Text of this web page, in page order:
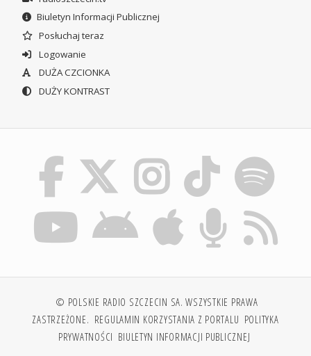
Biuletyn Informacji Publicznej
Posłuchaj teraz
Logowanie
DUŻA CZCIONKA
DUŻY KONTRAST
© POLSKIE RADIO SZCZECIN SA. WSZYSTKIE PRAWA
ZASTRZEŻONE. REGULAMIN KORZYSTANIA Z PORTALU POLITYKA
PRYWATNOŚCI BIULETYN INFORMACJI PUBLICZNEJ